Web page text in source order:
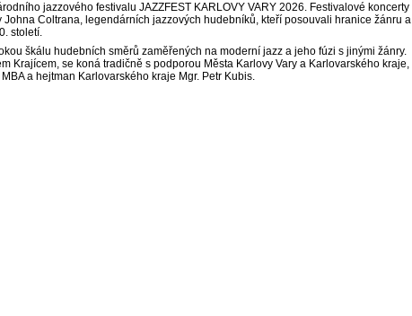
jazzového festivalu JAZZFEST KARLOVY VARY 2026. Festivalové koncerty
Coltrana, legendárních jazzových hudebníků, kteří posouvali hranice žánru a
století.
škálu hudebních směrů zaměřených na moderní jazz a jeho fúzi s jinými žánry.
Krajícem, se koná tradičně s podporou Města Karlovy Vary a Karlovarského kraje,
a hejtman Karlovarského kraje Mgr. Petr Kubis.